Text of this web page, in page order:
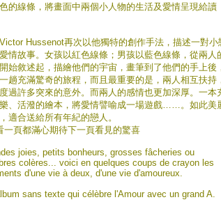
的線條，將畫面中兩個小人物的生活及愛情呈現給讀
Hussenot再次以他獨特的創作手法，描述一對小
情故事。女孩以紅色線條；男孩以藍色線條，從兩人
始敘述起，描繪他們的宇宙，畫筆到了他們的手上後
趟充滿驚奇的旅程，而且最重要的是，兩人相互扶持
過許多突來的意外。而兩人的感情也更加深厚。一本
、活潑的繪本，將愛情譬喻成一場遊戲……。如此美
適合送給所有年紀的戀人。
一頁都滿心期待下一頁看見的驚喜
joies, petits bonheurs, grosses fâcheries ou
colères... voici en quelques coups de crayon les
d'une vie à deux, d'une vie d'amoureux.
sans texte qui célèbre l'Amour avec un grand A.